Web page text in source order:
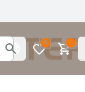
0 0